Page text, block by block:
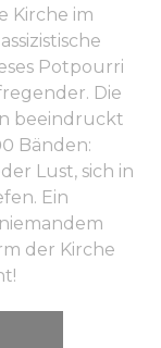
Kirche im
Potpourri
Die
beeindruckt
Bänden:
Lust, sich in
Ein
der Kirche